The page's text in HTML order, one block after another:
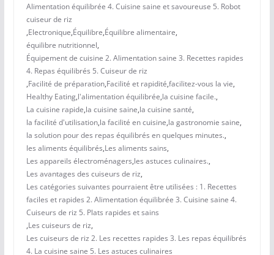
Alimentation équilibrée 4. Cuisine saine et savoureuse 5. Robot
cuiseur de riz
,Electronique,Équilibre,Équilibre alimentaire,
équilibre nutritionnel,
Équipement de cuisine 2. Alimentation saine 3. Recettes rapides
4. Repas équilibrés 5. Cuiseur de riz
,Facilité de préparation,Facilité et rapidité,facilitez-vous la vie,
Healthy Eating,l'alimentation équilibrée,la cuisine facile.,
La cuisine rapide,la cuisine saine,la cuisine santé,
la facilité d'utilisation,la facilité en cuisine,la gastronomie saine,
la solution pour des repas équilibrés en quelques minutes.,
les aliments équilibrés,Les aliments sains,
Les appareils électroménagers,les astuces culinaires.,
Les avantages des cuiseurs de riz,
Les catégories suivantes pourraient être utilisées : 1. Recettes
faciles et rapides 2. Alimentation équilibrée 3. Cuisine saine 4.
Cuiseurs de riz 5. Plats rapides et sains
,Les cuiseurs de riz,
Les cuiseurs de riz 2. Les recettes rapides 3. Les repas équilibrés
4. La cuisine saine 5. Les astuces culinaires